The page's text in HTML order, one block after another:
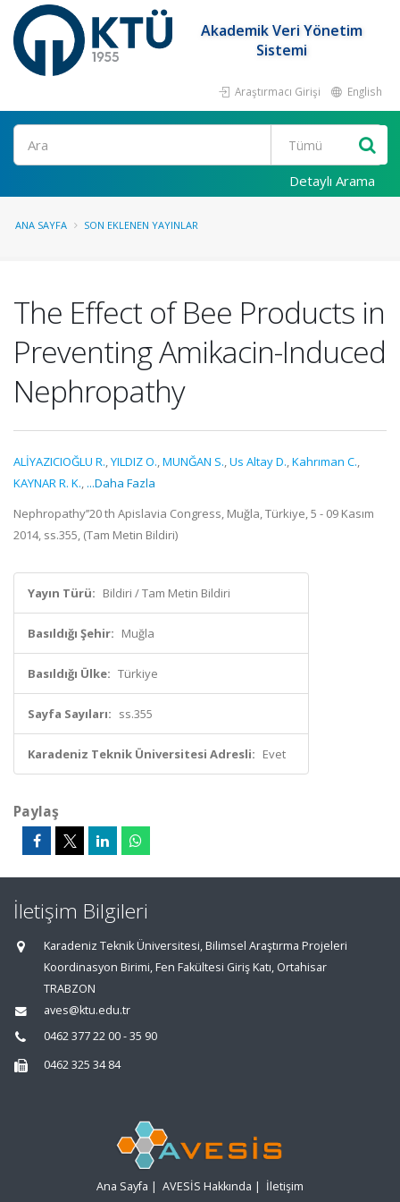
Akademik Veri Yönetim
Sistemi
Araştırmacı Girişi English
Ara
Detaylı Arama
ANA SAYFA SON EKLENEN YAYINLAR
The Effect of Bee Products in
Preventing Amikacin-Induced
Nephropathy
ALİYAZICIOĞLU R.,YILDIZ O.,MUNĞAN S.,Us Altay D.,Kahrıman C.,
KAYNAR R. K., ...Daha Fazla
Nephropathy’’20 th Apislavia Congress, Muğla, Türkiye, 5 - 09 Kasım
2014, ss.355, (Tam Metin Bildiri)
Yayın Türü: Bildiri / Tam Metin Bildiri
Basıldığı Şehir: Muğla
Basıldığı Ülke: Türkiye
Sayfa Sayıları: ss.355
Karadeniz Teknik Üniversitesi Adresli: Evet
Paylaş
İletişim Bilgileri
Karadeniz Teknik Üniversitesi, Bilimsel Araştırma Projeleri
Koordinasyon Birimi, Fen Fakültesi Giriş Katı, Ortahisar
TRABZON
aves@ktu.edu.tr
0462 377 22 00 - 35 90
0462 325 34 84
Ana Sayfa | AVESİS Hakkında | İletişim